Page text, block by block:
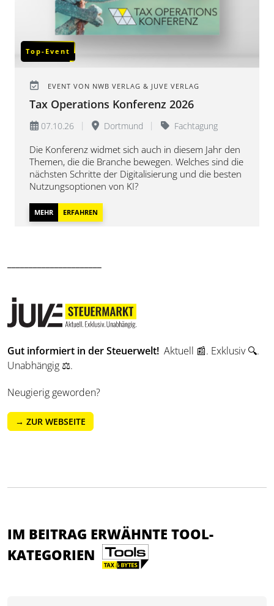
Top-Event
EVENT VON NWB VERLAG & JUVE VERLAG
Tax Operations Konferenz 2026
07.10.26 Dortmund
Fachtagung
1,5 Tage
1.295,- €
Die Konferenz widmet sich auch in diesem Jahr den
Themen, die die Branche bewegen. Welches sind die
nächsten Schritte der Digitalisierung und die besten
Nutzungsoptionen von KI?
MEHR ERFAHREN
Gut informiert in der Steuerwelt! Aktuell 📰. Exklusiv 🔍.
Unabhängig ⚖️.
Neugierig geworden?
→ ZUR WEBSEITE
IM BEITRAG ERWÄHNTE TOOL-
KATEGORIEN